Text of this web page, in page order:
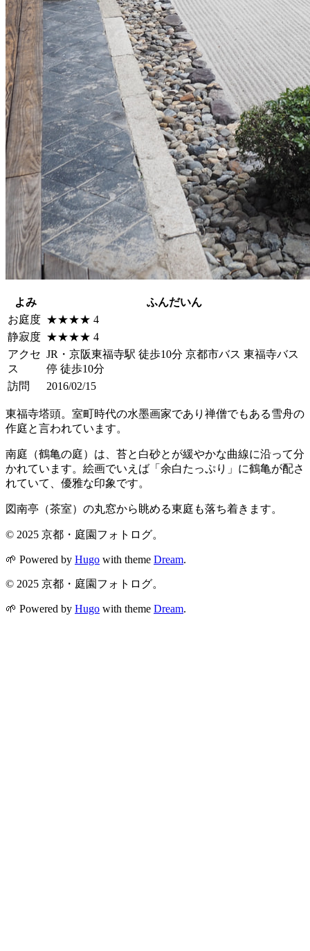
よみ
ふんだいん
お庭度 ★★★★ 4
静寂度 ★★★★ 4
アクセ
ス
JR・京阪東福寺駅 徒歩10分 京都市バス 東福寺バス
停 徒歩10分
訪問
2016/02/15
東福寺塔頭。室町時代の水墨画家であり禅僧でもある雪舟の
作庭と言われています。
南庭（鶴亀の庭）は、苔と白砂とが緩やかな曲線に沿って分
かれています。絵画でいえば「余白たっぷり」に鶴亀が配さ
れていて、優雅な印象です。
図南亭（茶室）の丸窓から眺める東庭も落ち着きます。
© 2025 京都・庭園フォトログ。
🌱 Powered by Hugo with theme Dream.
© 2025 京都・庭園フォトログ。
🌱 Powered by Hugo with theme Dream.